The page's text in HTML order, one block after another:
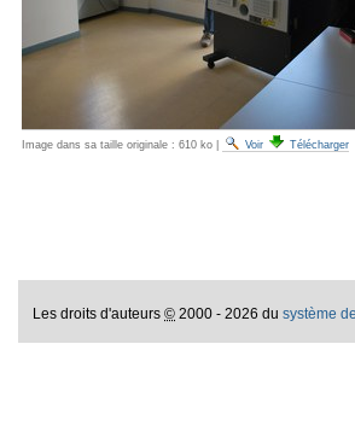
Image dans sa taille originale : 610 ko Voir Télécharger
Les droits d'auteurs© 2000 - 2026 dusystème